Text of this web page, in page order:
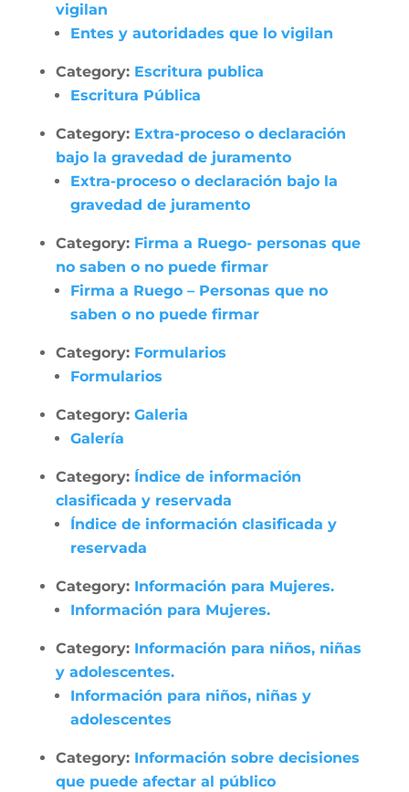
vigilan
Entes y autoridades que lo vigilan
Category: Escritura publica
Escritura Pública
Category: Extra-proceso o declaración
bajo la gravedad de juramento
Extra-proceso o declaración bajo la
gravedad de juramento
Category: Firma a Ruego- personas que
no saben o no puede firmar
Firma a Ruego – Personas que no
saben o no puede firmar
Category: Formularios
Formularios
Category: Galeria
Galería
Category: Índice de información
clasificada y reservada
Índice de información clasificada y
reservada
Category: Información para Mujeres.
Información para Mujeres.
Category: Información para niños, niñas
y adolescentes.
Información para niños, niñas y
adolescentes
Category: Información sobre decisiones
que puede afectar al público